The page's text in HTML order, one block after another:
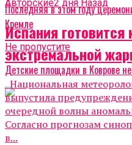
Последняя в этом году
Кремле
Не пропустите
Детские площадки в Коврове
Авторские2 дня Назад
Испания готовится
экстремальной
Национальная
выпустила
очередной волны
Согласно прогнозам
в...